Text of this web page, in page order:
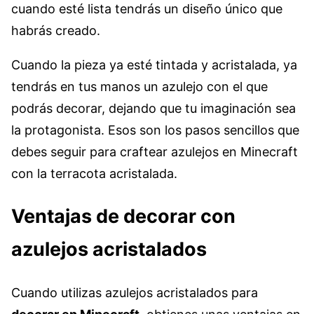
cuando esté lista tendrás un diseño único que
habrás creado.
Cuando la pieza ya esté tintada y acristalada, ya
tendrás en tus manos un azulejo con el que
podrás decorar, dejando que tu imaginación sea
la protagonista. Esos son los pasos sencillos que
debes seguir para craftear azulejos en Minecraft
con la terracota acristalada.
Ventajas de decorar con
azulejos acristalados
Cuando utilizas azulejos acristalados para